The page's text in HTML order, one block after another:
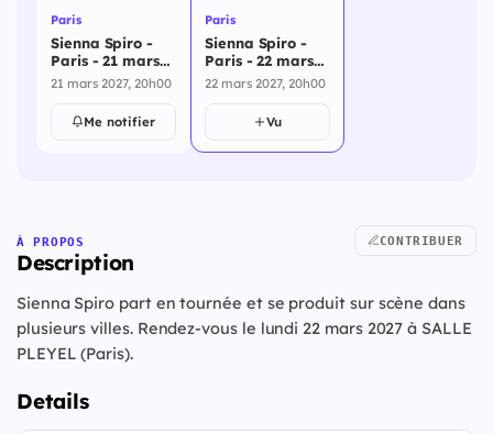
Paris
Sienna Spiro -
Paris - 21 mars
2027
21 mars 2027, 20h00
Me notifier
Paris
Sienna Spiro -
Paris - 22 mars
2027
22 mars 2027, 20h00
Vu
À PROPOS
Description
CONTRIBUER
Sienna Spiro part en tournée et se produit sur scène dans
plusieurs villes. Rendez-vous le lundi 22 mars 2027 à SALLE
PLEYEL (Paris).
Details